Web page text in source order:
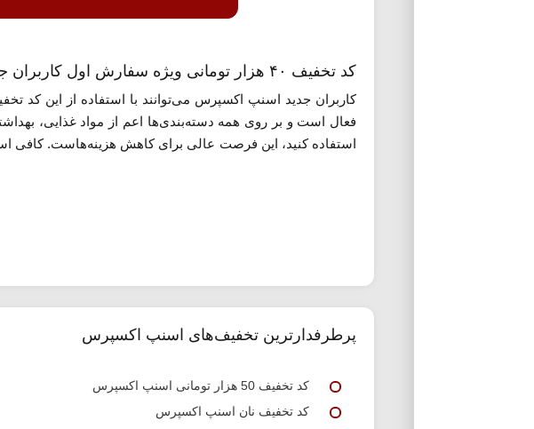
کد تخفیف ۴۰ هزار تومانی ویژه سفارش اول کاربران جدید
فعال است و بر روی همه دسته‌بندی‌ها اعم از مواد غذایی،
استفاده کنید، این فرصت عالی برای کاهش هزینه‌هاست. کافی
پرطرفدارترین تخفیف‌های اسنپ اکسپرس
کد تخفیف 50 هزار تومانی اسنپ اکسپرس
کد تخفیف نان اسنپ اکسپرس